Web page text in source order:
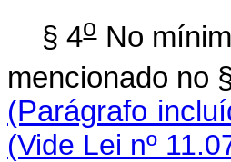
§ 4oNo
mencionado no
(Parágrafo
(Vide Lei nº